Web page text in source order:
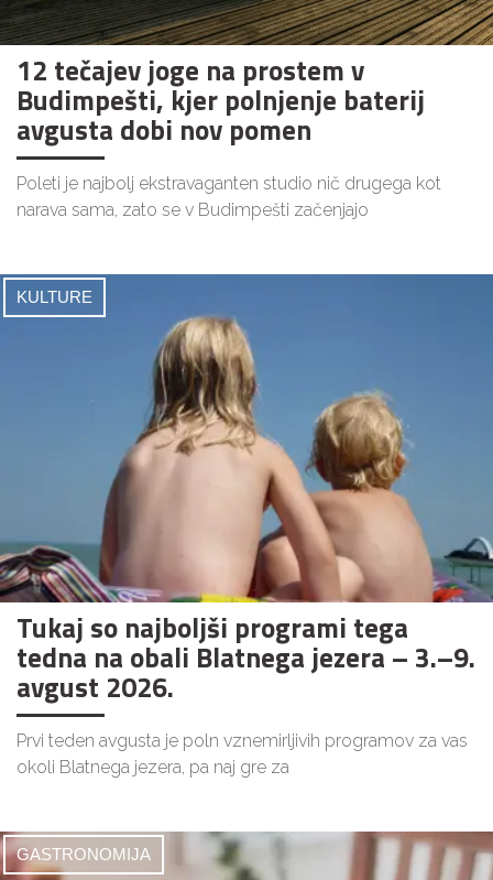
12 tečajev joge na prostem v
Budimpešti, kjer polnjenje baterij
avgusta dobi nov pomen
Poleti je najbolj ekstravaganten studio nič drugega kot
narava sama, zato se v Budimpešti začenjajo
KULTURE
Tukaj so najboljši programi tega
tedna na obali Blatnega jezera – 3.–9.
avgust 2026.
Prvi teden avgusta je poln vznemirljivih programov za vas
okoli Blatnega jezera, pa naj gre za
GASTRONOMIJA